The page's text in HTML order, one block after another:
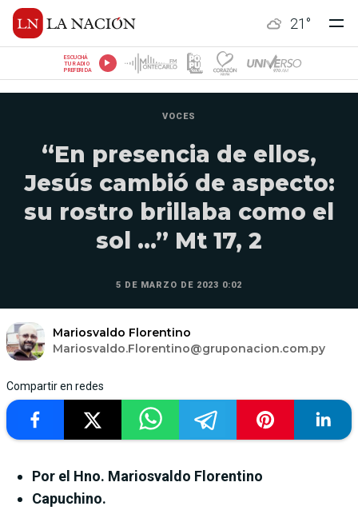
21 °
ESCUCHÁ
TU RADIO
PREFERIDA
VOCES
“En presencia de ellos,
Jesús cambió de aspecto:
su rostro brillaba como el
sol ...” Mt 17, 2
5 DE MARZO DE 2023 0:02
Mariosvaldo Florentino
Mariosvaldo.Florentino@gruponacion.com.py
Compartir en redes
Por el Hno. Mariosvaldo Florentino
Capuchino.